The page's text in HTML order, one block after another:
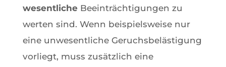
wesentlicheBeeinträchtigungen zu
werten sind. Wenn beispielsweise nur
eine unwesentliche Geruchsbelästigung
vorliegt, muss zusätzlich eine